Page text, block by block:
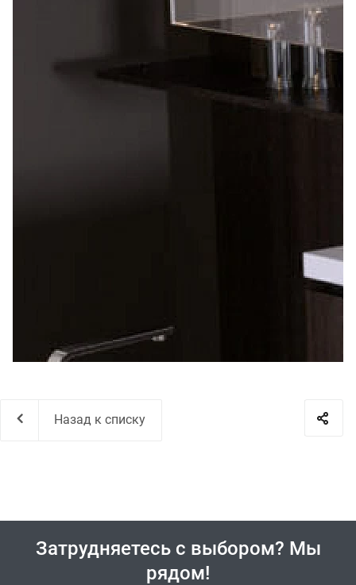
Назад к списку
Затрудняетесь с выбором? Мы
рядом!